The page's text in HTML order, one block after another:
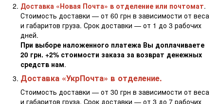
Доставка «Новая Почта» в отделение или почтомат.
Стоимость доставки — от 60 грн в зависимости от веса
и габаритов груза. Срок доставки — от 1 до 3 рабочих
дней.
При выборе наложенного платежа Вы доплачиваете
20 грн. +2% стоимости заказа за возврат денежных
средств нам.
Доставка «УкрПочта» в отделение.
Стоимость доставки — от 30 грн в зависимости от веса
и габаритов груза. Срок доставки — от 3 до 7 рабочих